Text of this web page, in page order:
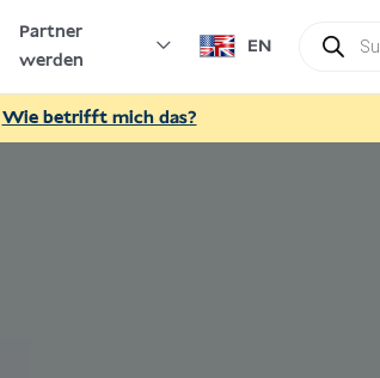
Partner
werden
EN search
Wie betrifft mich das?